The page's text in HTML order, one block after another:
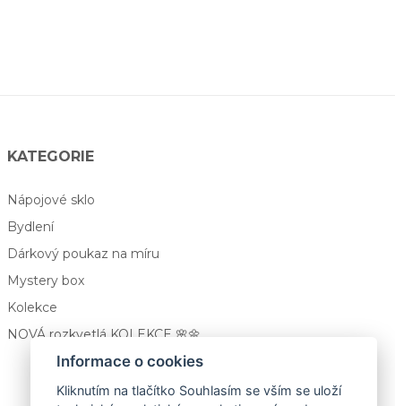
KATEGORIE
Nápojové sklo
Bydlení
Dárkový poukaz na míru
Mystery box
Kolekce
NOVÁ rozkvetlá KOLEKCE 🌸🌼
Informace o cookies
Kliknutím na tlačítko Souhlasím se vším se uloží